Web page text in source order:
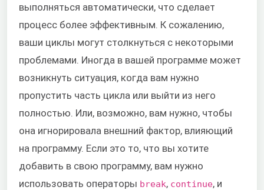
выполняться автоматически, что сделает
процесс более эффективным. К сожалению,
ваши циклы могут столкнуться с некоторыми
проблемами. Иногда в вашей программе может
возникнуть ситуация, когда вам нужно
пропустить часть цикла или выйти из него
полностью. Или, возможно, вам нужно, чтобы
она игнорировала внешний фактор, влияющий
на программу. Если это то, что вы хотите
добавить в свою программу, вам нужно
использовать операторы break, continue, и